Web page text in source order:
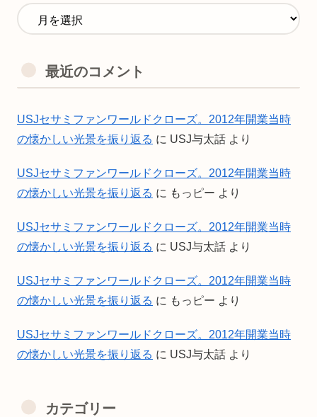
最近のコメント
USJセサミファンワールドクローズ。2012年開業当時
の懐かしい光景を振り返る に USJ与太話 より
USJセサミファンワールドクローズ。2012年開業当時
の懐かしい光景を振り返る に もっピー より
USJセサミファンワールドクローズ。2012年開業当時
の懐かしい光景を振り返る に USJ与太話 より
USJセサミファンワールドクローズ。2012年開業当時
の懐かしい光景を振り返る に もっピー より
USJセサミファンワールドクローズ。2012年開業当時
の懐かしい光景を振り返る に USJ与太話 より
カテゴリー